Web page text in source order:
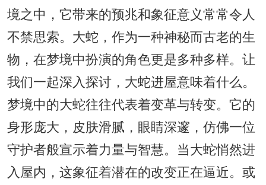
境之中，它带来的预兆和象征意义常常令人
不禁思索。大蛇，作为一种神秘而古老的生
物，在梦境中扮演的角色更是多种多样。让
我们一起深入探讨，大蛇进屋意味着什么。
梦境中的大蛇往往代表着变革与转变。它的
身形庞大，皮肤滑腻，眼睛深邃，仿佛一位
守护者般宣示着力量与智慧。当大蛇悄然进
入屋内，这象征着潜在的改变正在逼近。或